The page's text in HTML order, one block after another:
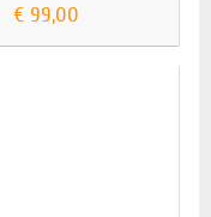
€ 99,00